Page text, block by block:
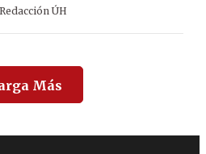
Redacción ÚH
Más